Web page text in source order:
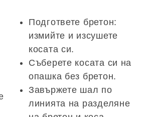
Подгответе бретон:
измийте и изсушете
косата си.
Съберете косата си на
опашка без бретон.
Завържете шал по
линията на разделяне